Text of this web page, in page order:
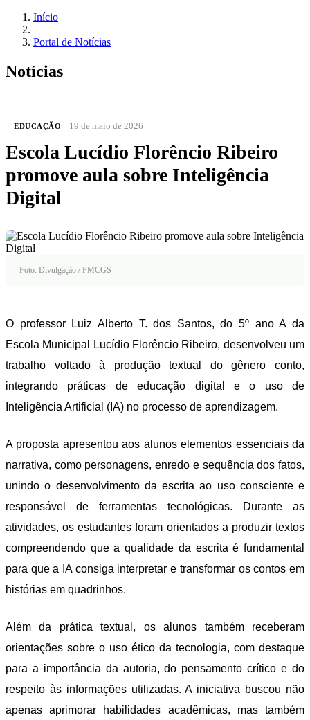
Início
Portal de Notícias
Notícias
EDUCAÇÃO 19 de maio de 2026
Escola Lucídio Florêncio Ribeiro
promove aula sobre Inteligência
Digital
Foto: Divulgação / PMCGS
O professor Luiz Alberto T. dos Santos, do 5º ano A da
Escola Municipal Lucídio Florêncio Ribeiro, desenvolveu um
trabalho voltado à produção textual do gênero conto,
integrando práticas de educação digital e o uso de
Inteligência Artificial (IA) no processo de aprendizagem.
A proposta apresentou aos alunos elementos essenciais da
narrativa, como personagens, enredo e sequência dos fatos,
unindo o desenvolvimento da escrita ao uso consciente e
responsável de ferramentas tecnológicas. Durante as
atividades, os estudantes foram orientados a produzir textos
compreendendo que a qualidade da escrita é fundamental
para que a IA consiga interpretar e transformar os contos em
histórias em quadrinhos.
Além da prática textual, os alunos também receberam
orientações sobre o uso ético da tecnologia, com destaque
para a importância da autoria, do pensamento crítico e do
respeito às informações utilizadas. A iniciativa buscou não
apenas aprimorar habilidades acadêmicas, mas também